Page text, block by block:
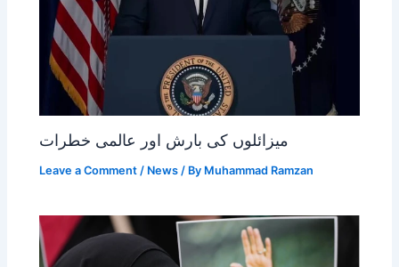
میزائلوں کی بارش اور عالمی خطرات
Leave a Comment / News / By Muhammad Ramzan